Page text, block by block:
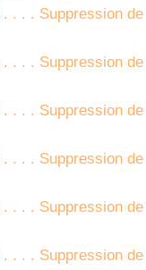
. . . . Suppression de
. . . . Suppression de
. . . . Suppression de
. . . . Suppression de
. . . . Suppression de
. . . . Suppression de